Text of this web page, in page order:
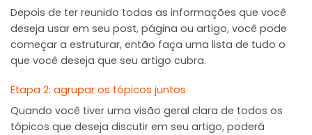
Depois de ter reunido todas as informações que você
deseja usar em seu post, página ou artigo, você pode
começar a estruturar, então faça uma lista de tudo o
que você deseja que seu artigo cubra.
Etapa 2: agrupar os tópicos juntos
Quando você tiver uma visão geral clara de todos os
tópicos que deseja discutir em seu artigo, poderá